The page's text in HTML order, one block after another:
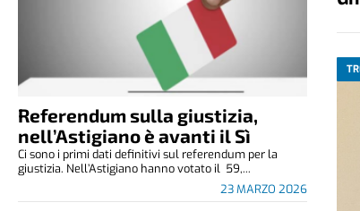
Referendum sulla giustizia,
nell’Astigiano è avanti il Sì
23 MARZO 2026
Ci sono i primi dati definitivi sul referendum per la
giustizia. Nell’Astigiano hanno votato il 59,...